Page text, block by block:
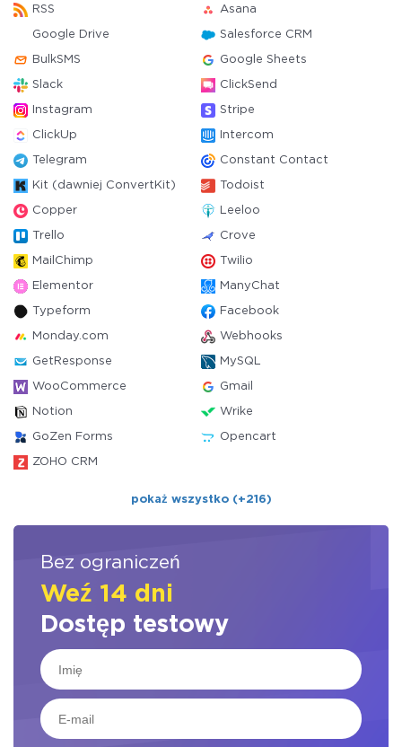
RSS Asana
Google Drive Salesforce CRM
BulkSMS Google Sheets
Slack ClickSend
Instagram Stripe
ClickUp Intercom
Telegram Constant Contact
Kit (dawniej ConvertKit) Todoist
Copper Leeloo
Trello Crove
MailChimp Twilio
Elementor ManyChat
Typeform Facebook
Monday.com Webhooks
GetResponse MySQL
WooCommerce Gmail
Notion Wrike
GoZen Forms Opencart
ZOHO CRM
pokaż wszystko (+216)
Bez ograniczeń
Weź 14 dni
Dostęp testowy